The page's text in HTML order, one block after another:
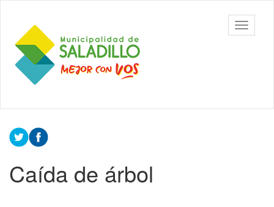
contenido
principal
Municipalidad
de Saladillo
barra
Contenido
principal
Caída de árbol